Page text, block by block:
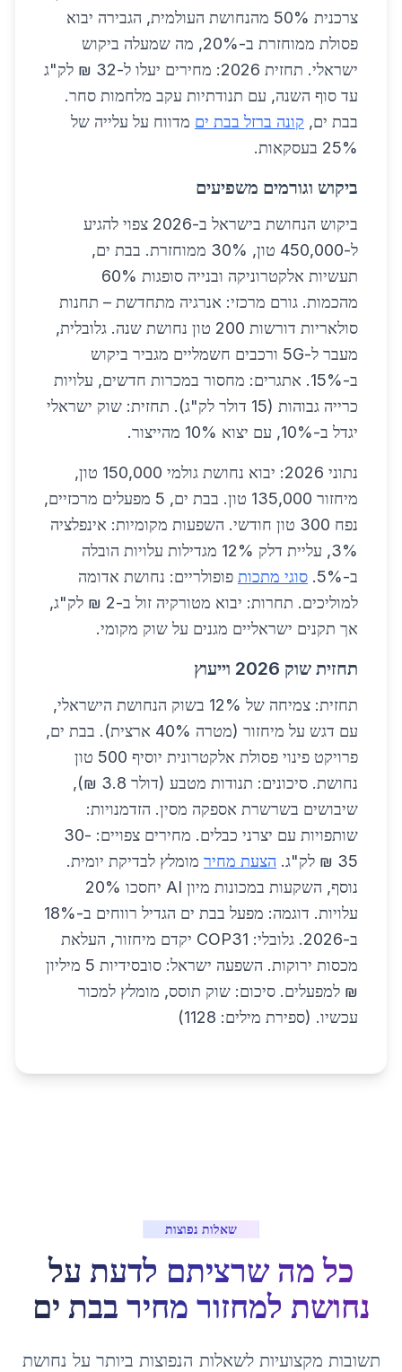
צרכנית 50% מהנחושת העולמית, הגבירה יבוא
פסולת ממוחזרת ב-20%, מה שמעלה ביקוש
ישראלי. תחזית 2026: מחירים יעלו ל-32 ₪ לק"ג
עד סוף השנה, עם תנודתיות עקב מלחמות סחר.
בבת ים, קונה ברזל בבת ים מדווח על עלייה של
25% בעסקאות.
ביקוש וגורמים משפיעים
ביקוש הנחושת בישראל ב-2026 צפוי להגיע
ל-450,000 טון, 30% ממוחזרת. בבת ים,
תעשיות אלקטרוניקה ובנייה סופגות 60%
מהכמות. גורם מרכזי: אנרגיה מתחדשת – תחנות
סולאריות דורשות 200 טון נחושת שנה. גלובלית,
מעבר ל-5G ורכבים חשמליים מגביר ביקוש
ב-15%. אתגרים: מחסור במכרות חדשים, עלויות
כרייה גבוהות (15 דולר לק"ג). תחזית: שוק ישראלי
יגדל ב-10%, עם יצוא 10% מהייצור.
נתוני 2026: יבוא נחושת גולמי 150,000 טון,
מיחזור 135,000 טון. בבת ים, 5 מפעלים מרכזיים,
נפח 300 טון חודשי. השפעות מקומיות: אינפלציה
3%, עליית דלק 12% מגדילות עלויות הובלה
ב-5%.
סוגי מתכות פופולריים: נחושת אדומה
למוליכים. תחרות: יבוא מטורקיה זול ב-2 ₪ לק"ג,
אך תקנים ישראליים מגנים על שוק מקומי.
תחזית שוק 2026 וייעוץ
תחזית: צמיחה של 12% בשוק הנחושת הישראלי,
עם דגש על מיחזור (מטרה 40% ארצית). בבת ים,
פרויקט פינוי פסולת אלקטרונית יוסיף 500 טון
נחושת. סיכונים: תנודות מטבע (דולר 3.8 ₪),
שיבושים בשרשרת אספקה מסין. הזדמנויות:
שותפויות עם יצרני כבלים. מחירים צפויים: 30-
35 ₪ לק"ג.
הצעת מחיר מומלץ לבדיקת יומית.
נוסף, השקעות במכונות מיון AI יחסכו 20%
עלויות. דוגמה: מפעל בבת ים הגדיל רווחים ב-18%
ב-2026. גלובלי: COP31 יקדם מיחזור, העלאת
מכסות ירוקות. השפעה ישראל: סובסידיות 5 מיליון
₪ למפעלים. סיכום: שוק תוסס, מומלץ למכור
עכשיו. (ספירת מילים: 1128)
שאלות נפוצות
כל מה שרציתם לדעת על
נחושת למחזור מחיר בבת ים
תשובות מקצועיות לשאלות הנפוצות ביותר על נחושת